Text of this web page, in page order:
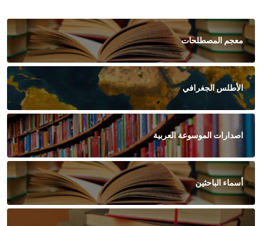
معجم المصطلحات
الأطلس الجغرافي
اصدارات الموسوعة العربية
أسماء الباحثين